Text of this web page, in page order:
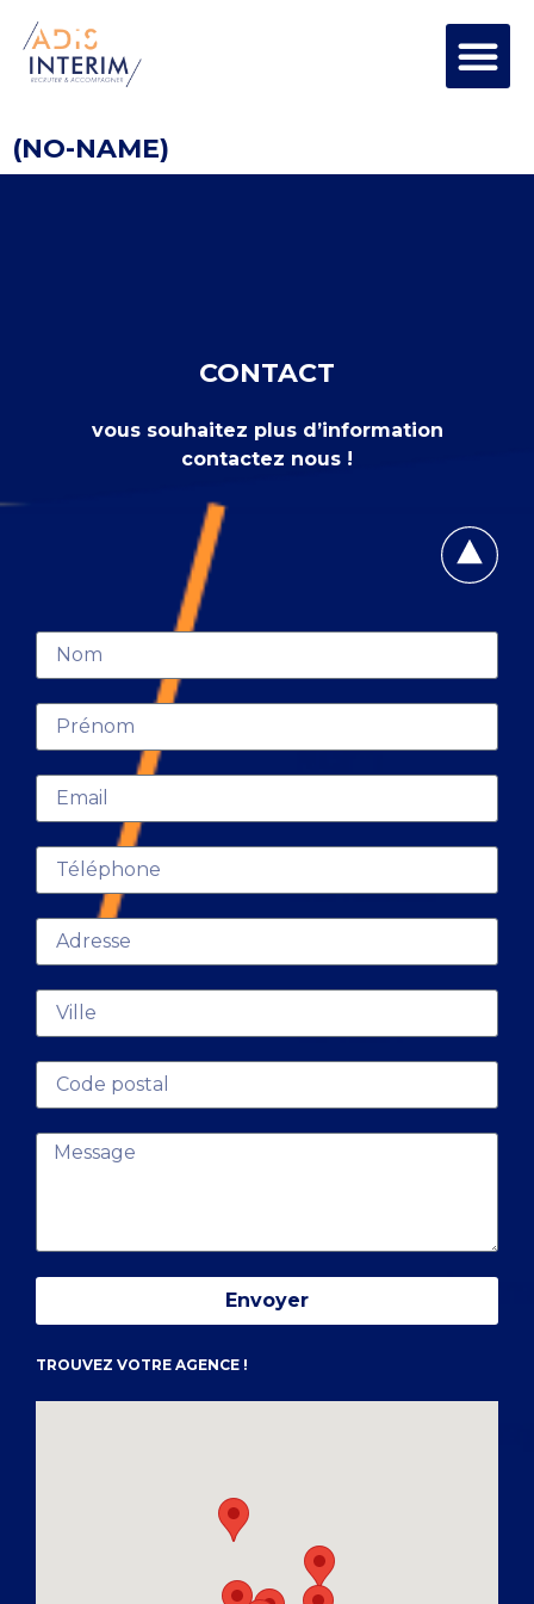
(NO-NAME)
CONTACT
vous souhaitez plus d’information
contactez nous !
Envoyer
TROUVEZ VOTRE AGENCE !